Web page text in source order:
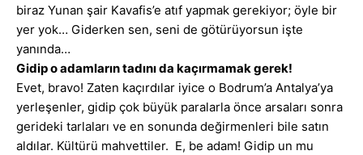
biraz Yunan şair Kavafis’e atıf yapmak gerekiyor; öyle bir
yer yok… Giderken sen, seni de götürüyorsun işte
yanında…
Gidip o adamların tadını da kaçırmamak gerek!
Evet, bravo! Zaten kaçırdılar iyice o Bodrum’a Antalya’ya
yerleşenler, gidip çok büyük paralarla önce arsaları sonra
gerideki tarlaları ve en sonunda değirmenleri bile satın
aldılar. Kültürü mahvettiler. E, be adam! Gidip un mu